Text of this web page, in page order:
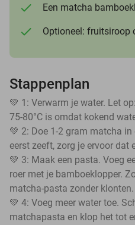
Een matcha
Optioneel: fruitsiroop
Stappenplan
💚 1: Verwarm je water. Let
75-80°C is omdat kokend
💚 2: Doe 1-2 gram matcha
eerst zeeft, zorg je ervoor dat
💚 3: Maak een pasta. Voeg
roer met je bamboeklopper.
matcha-pasta zonder klonten.
💚 4: Voeg meer water toe.
matchapasta en klop het tot